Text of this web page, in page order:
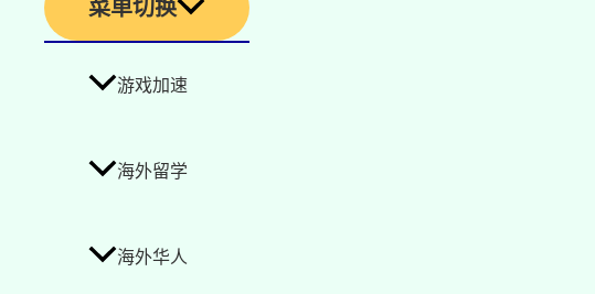
菜单切换
游戏加速
海外留学
海外华人